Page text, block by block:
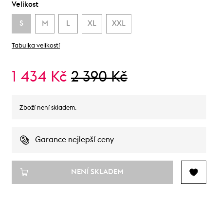
Velikost
S M L XL XXL
Tabulka velikostí
1 434 Kč 2 390 Kč
Zboží není skladem.
Garance nejlepší ceny
NENÍ SKLADEM